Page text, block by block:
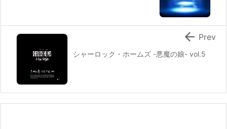
シャーロック・ホームズ -悪魔の娘- vol.5
 Prev